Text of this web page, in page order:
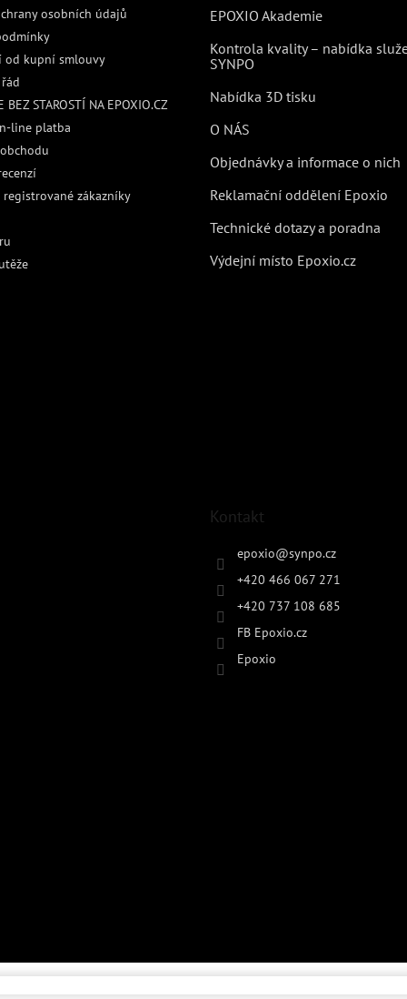
osobních údajů
od kupní smlouvy
BEZ STAROSTÍ NA EPOXIO.CZ
line platba
zákazníky
EPOXIO Akademie
Kontrola kvality – nabídka
SYNPO
Nabídka 3D tisku
O NÁS
Objednávky a informace o nich
Reklamační oddělení Epoxio
Technické dotazy a poradna
Výdejní místo Epoxio.cz
Kontakt
epoxio@synpo.cz
+420 466 067 271
+420 737 108 685
FB Epoxio.cz
Epoxio